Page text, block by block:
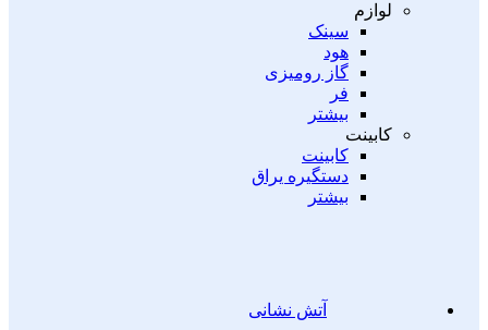
لوازم
سینک
هود
گاز رومیزی
فر
بیشتر
کابینت
کابینت
دستگیره یراق
بیشتر
آتش نشانی